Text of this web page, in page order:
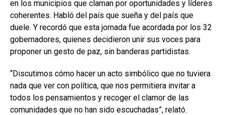
en los municipios que claman por oportunidades y líderes
coherentes. Habló del país que sueña y del país que
duele. Y recordó que esta jornada fue acordada por los 32
gobernadores, quienes decidieron unir sus voces para
proponer un gesto de paz, sin banderas partidistas.
“Discutimos cómo hacer un acto simbólico que no tuviera
nada que ver con política, que nos permitiera invitar a
todos los pensamientos y recoger el clamor de las
comunidades que no han sido escuchadas”, relató.